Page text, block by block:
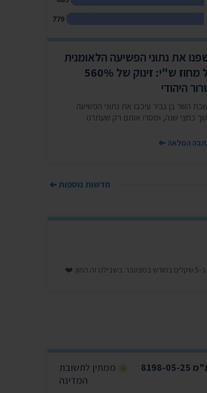
את נתוני הפשיעה הלאומנית
של מחוז ש"י: זינוק של 560%
היהודי
השר בן גביר עיכבו את נתוני הפשיעה
כחצי שנה, ומסרו אותם רק שעתרנו
המלאה
חדשות נוספות
05-25
ממתין לתשובת
המדינה